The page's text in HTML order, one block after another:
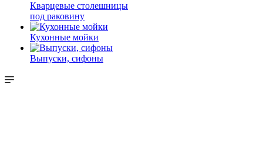
Кварцевые столешницы
под раковину
Кухонные мойки
Выпуски, сифоны